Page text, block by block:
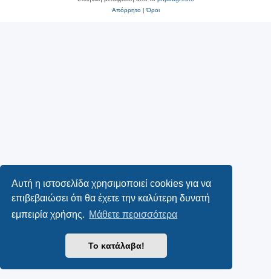
Αυτή η ιστοσελίδα χρησιμοποιεί cookies για να
επιβεβαιώσει ότι θα έχετε την καλύτερη δυνατή
εμπειρία χρήσης. Μάθετε περισσότερα
Το κατάλαβα!
Απόρρητο|Όροι